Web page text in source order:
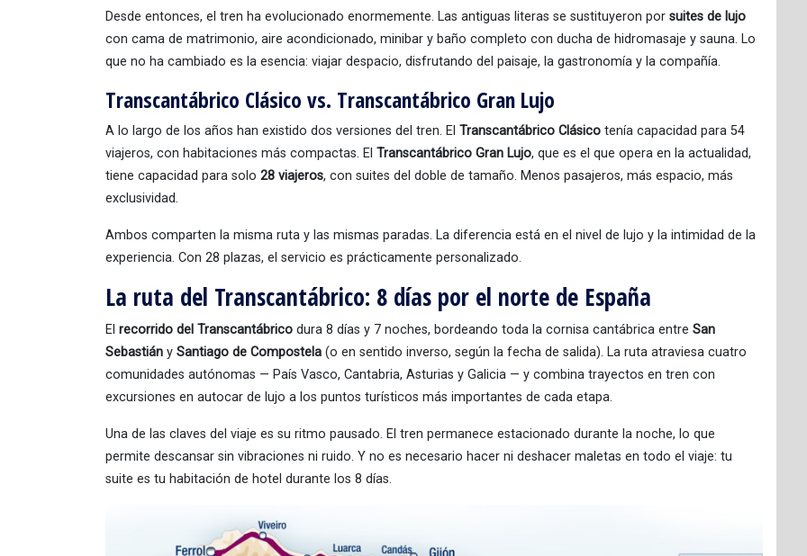
Desde entonces, el tren ha evolucionado enormemente. Las antiguas literas se sustituyeron por suites de lujo
con cama de matrimonio, aire acondicionado, minibar y baño completo con ducha de hidromasaje y sauna. Lo
que no ha cambiado es la esencia: viajar despacio, disfrutando del paisaje, la gastronomía y la compañía.
Transcantábrico Clásico vs. Transcantábrico Gran Lujo
A lo largo de los años han existido dos versiones del tren. El Transcantábrico Clásico tenía capacidad para 54
viajeros, con habitaciones más compactas. El Transcantábrico Gran Lujo, que es el que opera en la actualidad,
tiene capacidad para solo 28 viajeros, con suites del doble de tamaño. Menos pasajeros, más espacio, más
exclusividad.
Ambos comparten la misma ruta y las mismas paradas. La diferencia está en el nivel de lujo y la intimidad de la
experiencia. Con 28 plazas, el servicio es prácticamente personalizado.
La ruta del Transcantábrico: 8 días por el norte de España
El recorrido del Transcantábrico dura 8 días y 7 noches, bordeando toda la cornisa cantábrica entre San
Sebastián y Santiago de Compostela (o en sentido inverso, según la fecha de salida). La ruta atraviesa cuatro
comunidades autónomas — País Vasco, Cantabria, Asturias y Galicia — y combina trayectos en tren con
excursiones en autocar de lujo a los puntos turísticos más importantes de cada etapa.
Una de las claves del viaje es su ritmo pausado. El tren permanece estacionado durante la noche, lo que
permite descansar sin vibraciones ni ruido. Y no es necesario hacer ni deshacer maletas en todo el viaje: tu
suite es tu habitación de hotel durante los 8 días.